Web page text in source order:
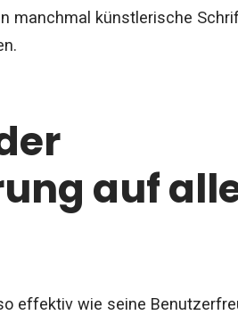
manchmal künstlerische
auf
effektiv wie seine